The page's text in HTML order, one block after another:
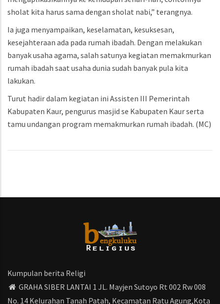
sholat kita harus sama dengan sholat nabi,” terangnya.
Ia juga menyampaikan, keselamatan, kesuksesan,
kesejahteraan ada pada rumah ibadah. Dengan melakukan
banyak usaha agama, salah satunya kegiatan memakmurkan
rumah ibadah saat usaha dunia sudah banyak pula kita
lakukan.
Turut hadir dalam kegiatan ini Assisten III Pemerintah
Kabupaten Kaur, pengurus masjid se Kabupaten Kaur serta
tamu undangan program memakmurkan rumah ibadah. (MC)
Kumpulan berita Religi
GRAHA SIBER LANTAI 1 JL. Mayjen Sutoyo Rt 002 Rw 008
No. 14 Kelurahan Tanah Patah, Kecamatan Ratu Agung,Kota